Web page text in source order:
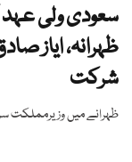
سعودی ولی
ظہرانہ، ایاز
شرکت
ظہرانے میں وزیرمملکت